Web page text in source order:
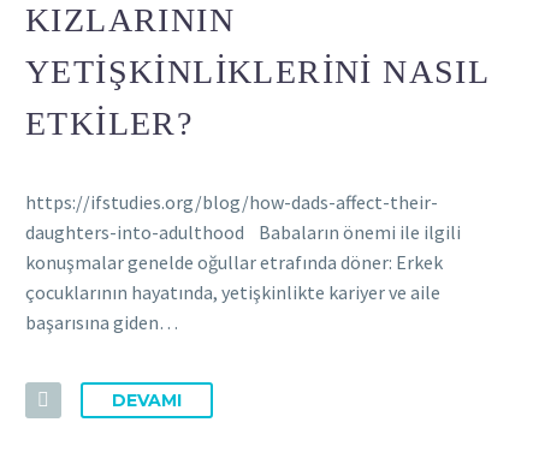
KIZLARININ
YETIŞKINLIKLERINI NASIL
ETKILER?
https://ifstudies.org/blog/how-dads-affect-their-
daughters-into-adulthood Babaların önemi ile ilgili
konuşmalar genelde oğullar etrafında döner: Erkek
çocuklarının hayatında, yetişkinlikte kariyer ve aile
başarısına giden…
DEVAMI